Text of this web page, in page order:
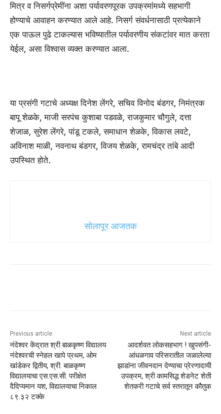
मित्र व निसर्गप्रेमींना अशा पर्यावरणपूरक उपक्रमांमध्ये सहभागी
होण्याचे आवाहन करण्यात आले आहे. निसर्ग संवर्धनासाठी प्रत्येकाने
एक पाऊल पुढे टाकल्यास भविष्यातील पर्यावरणीय संकटांवर मात करता
येईल, असा विश्वास व्यक्त करण्यात आला.
या प्रसंगी गटाचे अध्यक्ष दिनेश लेंगरे, सचिव विनोद बंडगर, निमंत्रक
बापू शेळके, माजी सरपंच कुशाबा पडवळे, राजकुमार चौगुले, दत्ता
शेजाळ, सुरेश लेंगरे, पांडू टकले, समाधान शेळके, विकास लवटे,
अविनाश माळी, नवनाथ बंडगर, विजय शेळके, रामचंद्र तांबे आदी
उपस्थित होते.
सोलापूर आजतक
Previous article
नंदेश्वर केंद्रात श्री बाळकृष्ण विद्यालय
नंदेश्वरची स्नेहल खापे प्रथम, ओम
खांडेकर द्वितीय, श्री. बाळकृष्ण
विद्यालयाचा एस.एस.सी. परीक्षेत
दैदिप्यमान यश, विद्यालयाचा निकाल
८९.३२ टक्के
Next article
आदर्शवत लोकसहभाग ! खुपसंगी-
आंधळगाव परिसरातील जळालेल्या
झाडांना जीवनदान देण्याचा प्रेरणादायी
उपक्रम, श्री कामसिद्ध शेडनेट शेती
शेतकरी गटाचे सर्व स्तरातून कौतुक